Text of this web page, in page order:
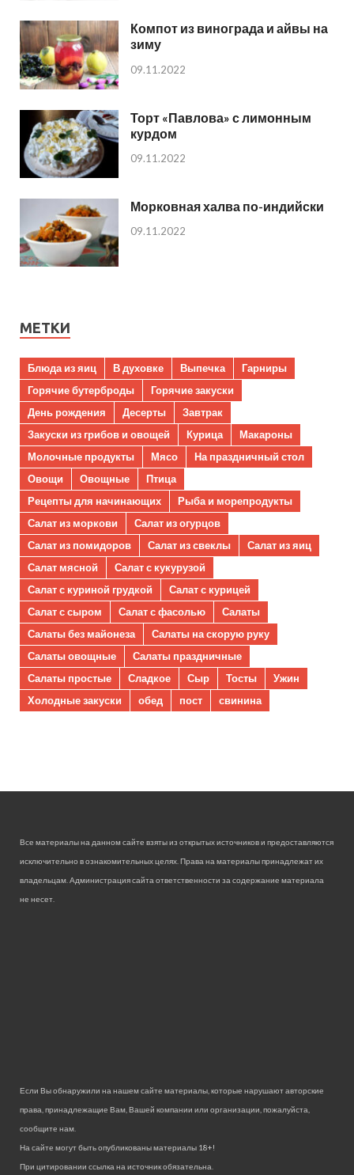
Компот из винограда и айвы на
зиму
09.11.2022
Торт «Павлова» с лимонным
курдом
09.11.2022
Морковная халва по-индийски
09.11.2022
МЕТКИ
Блюда из яиц В духовке Выпечка
Гарниры
Горячие бутерброды
Горячие закуски
День рождения
Десерты
Завтрак
Закуски из грибов и овощей
Курица
Макароны
Молочные продукты
Мясо
На праздничный стол
Овощи
Овощные
Птица
Рецепты для начинающих
Рыба и морепродукты
Салат из моркови
Салат из огурцов
Салат из помидоров
Салат из свеклы
Салат из яиц
Салат мясной
Салат с кукурузой
Салат с куриной грудкой
Салат с курицей
Салат с сыром
Салат с фасолью
Салаты
Салаты без майонеза
Салаты на скорую руку
Салаты овощные
Салаты праздничные
Салаты простые
Сладкое Сыр Тосты
Ужин
Холодные закуски
обед пост свинина
Все материалы на данном сайте взяты из открытых источников и предоставляются
исключительно в ознакомительных целях. Права на материалы принадлежат их
владельцам. Администрация сайта ответственности за содержание материала
не несет.
Если Вы обнаружили на нашем сайте материалы, которые нарушают авторские
права, принадлежащие Вам, Вашей компании или организации, пожалуйста,
сообщите нам.
На сайте могут быть опубликованы материалы 18+!
При цитировании ссылка на источник обязательна.